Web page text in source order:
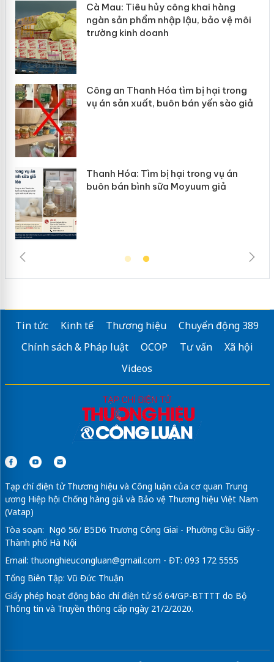
Cà Mau: Tiêu hủy công khai hàng
ngàn sản phẩm nhập lậu, bảo vệ môi
trường kinh doanh
Công an Thanh Hóa tìm bị hại trong
vụ án sản xuất, buôn bán yến sào giả
Thanh Hóa: Tìm bị hại trong vụ án
buôn bán bình sữa Moyuum giả
Tin tức Kinh tế Thương hiệu
Chuyển động 389
Chính sách & Pháp luật
OCOP Tư vấn
Xã hội
Videos
Tạp chí điện tử Thương hiệu và Công luận của cơ quan Trung
ương Hiệp hội Chống hàng giả và Bảo vệ Thương hiệu Việt Nam
(Vatap)
Tòa soạn: Ngõ 56/ B5D6 Trương Công Giai - Phường Cầu Giấy -
Thành phố Hà Nội
Email: thuonghieucongluan@gmail.com - ĐT: 093 172 5555
Tổng Biên Tập: Vũ Đức Thuận
Giấy phép hoạt động báo chí điện tử số 64/GP-BTTTT do Bộ
Thông tin và Truyền thông cấp ngày 21/2/2020.